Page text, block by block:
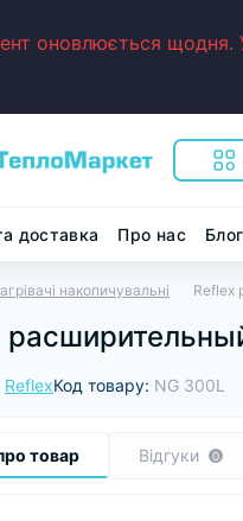
оновлюється щодня.
доставка Про нас Блог
накопичувальні Reflex
ReflexКод товару: NG 300L
товар Відгуки 0